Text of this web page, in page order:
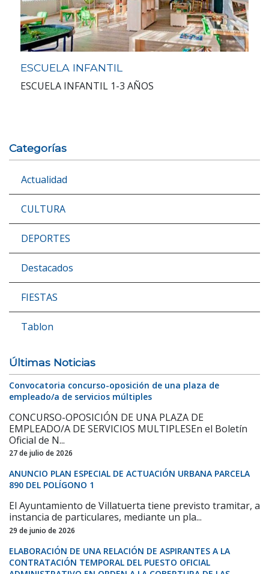
ESCUELA INFANTIL
ESCUELA INFANTIL 1-3 AÑOS
Categorías
Actualidad
CULTURA
DEPORTES
Destacados
FIESTAS
Tablon
Últimas Noticias
Convocatoria concurso-oposición de una plaza de
empleado/a de servicios múltiples
CONCURSO-OPOSICIÓN DE UNA PLAZA DE
EMPLEADO/A DE SERVICIOS MULTIPLESEn el Boletín
Oficial de N...
27 de julio de 2026
ANUNCIO PLAN ESPECIAL DE ACTUACIÓN URBANA PARCELA
890 DEL POLÍGONO 1
El Ayuntamiento de Villatuerta tiene previsto tramitar, a
instancia de particulares, mediante un pla...
29 de junio de 2026
ELABORACIÓN DE UNA RELACIÓN DE ASPIRANTES A LA
CONTRATACIÓN TEMPORAL DEL PUESTO OFICIAL